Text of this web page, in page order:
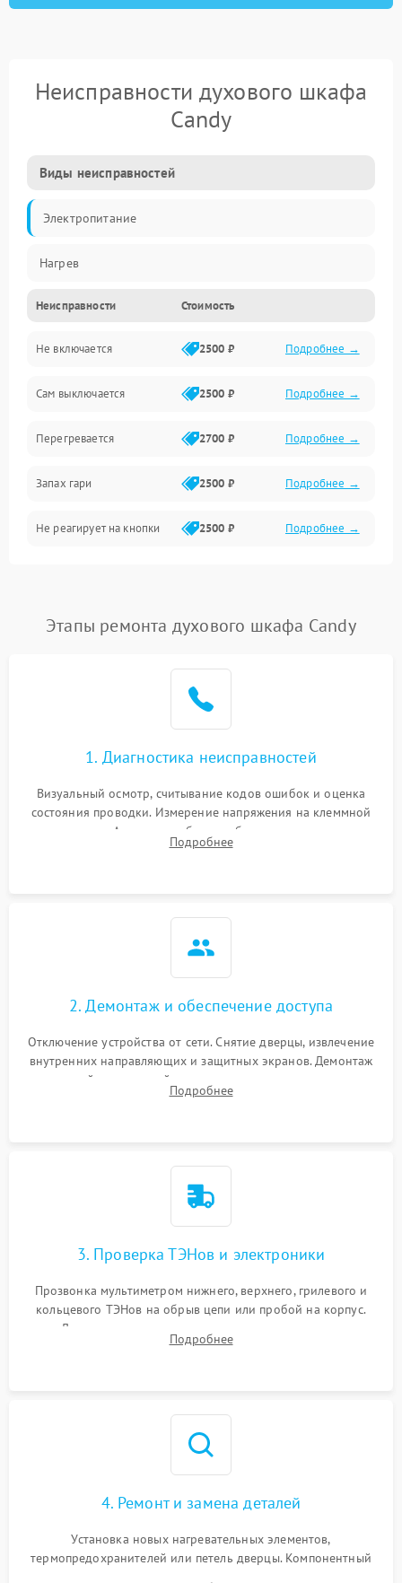
Неисправности духового шкафа
Candy
Виды неисправностей
Электропитание
Нагрев
Неисправности Стоимость
Не включается 2500 ₽ Подробнее →
Сам выключается 2500 ₽ Подробнее →
Перегревается 2700 ₽ Подробнее →
Запах гари 2500 ₽ Подробнее →
Не реагирует на кнопки 2500 ₽ Подробнее →
Этапы ремонта духового шкафа Candy
1. Диагностика неисправностей
Визуальный осмотр, считывание кодов ошибок и оценка
состояния проводки. Измерение напряжения на клеммной
колодке. Анализ жалоб на проблемы с нагревом,
конвекцией, панелью управления или блокировкой дверцы.
Подробнее
2. Демонтаж и обеспечение доступа
Отключение устройства от сети. Снятие дверцы, извлечение
внутренних направляющих и защитных экранов. Демонтаж
задней или верхней панели для прямого доступа к
нагревательным элементам, плате и вентиляторам.
Подробнее
3. Проверка ТЭНов и электроники
Прозвонка мультиметром нижнего, верхнего, грилевого и
кольцевого ТЭНов на обрыв цепи или пробой на корпус.
Диагностика термостата, датчиков температуры,
переключателя режимов и мотора конвекции.
Подробнее
4. Ремонт и замена деталей
Установка новых нагревательных элементов,
термопредохранителей или петель дверцы. Компонентный